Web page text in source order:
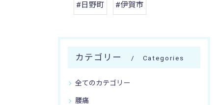
#日野町 #伊賀市
カテゴリー Categories
全てのカテゴリー
腰痛